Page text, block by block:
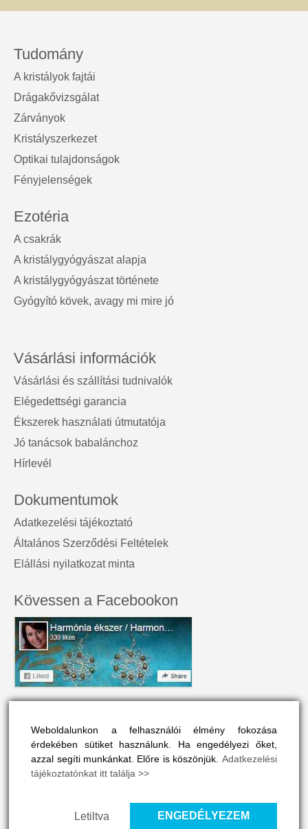
Tudomány
A kristályok fajtái
Drágakővizsgálat
Zárványok
Kristályszerkezet
Optikai tulajdonságok
Fényjelenségek
Ezotéria
A csakrák
A kristálygyógyászat alapja
A kristálygyógyászat története
Gyógyító kövek, avagy mi mire jó
Vásárlási információk
Vásárlási és szállítási tudnivalók
Elégedettségi garancia
Ékszerek használati útmutatója
Jó tanácsok babalánchoz
Hírlevél
Dokumentumok
Adatkezelési tájékoztató
Általános Szerződési Feltételek
Elállási nyilatkozat minta
Kövessen a Facebookon
A Harmónia Ékszer az egyéniség szépségét tükrözi.
Olyan színes és vonzó, mint a viselője maga.
A honlapon drágakövek, ásványok és gyógyító kövek vélt
Weboldalunkon a felhasználói élmény fokozása
érdekében sütiket használunk. Ha engedélyezi őket,
azzal segíti munkánkat. Előre is köszönjük. Adatkezelési
tájékoztatónkat itt találja >>
ENGEDÉLYEZEM
Letiltva